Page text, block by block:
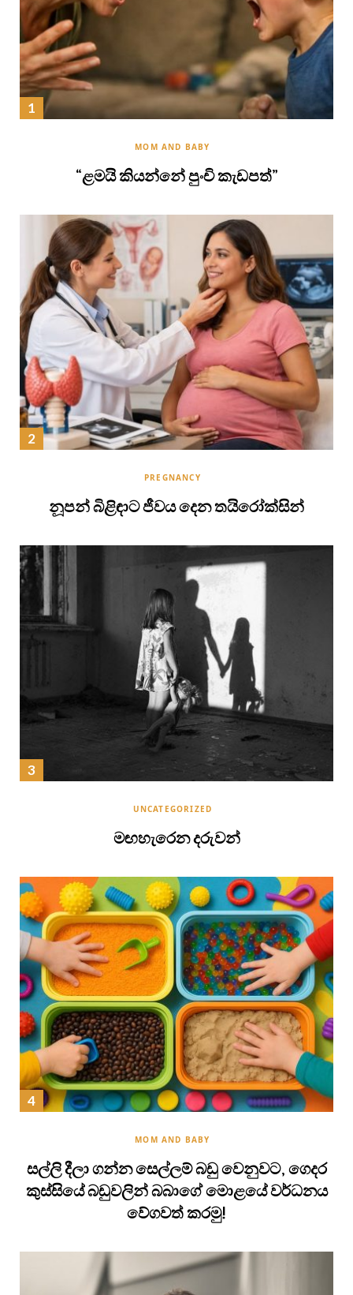
MOM AND BABY
“ළමයි කියන්නේ පුංචි කැඩපත්”
PREGNANCY
නූපන් බිළිඳාට ජීවය දෙන තයිරෝක්සින්
UNCATEGORIZED
මඟහැරෙන දරුවන්
MOM AND BABY
සල්ලි දීලා ගන්න සෙල්ලම් බඩු වෙනුවට, ගෙදර
කුස්සියේ බඩුවලින් බබාගේ මොළයේ වර්ධනය
වේගවත් කරමු!